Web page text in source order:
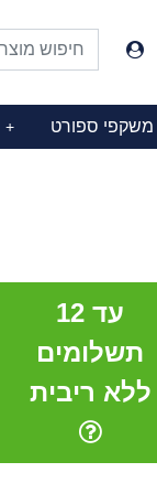
משקפי ספורט +
עד 12
תשלומים
ללא ריבית